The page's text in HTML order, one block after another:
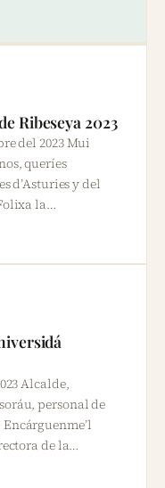
Ribeseya 2023
del 2023 Mui
queríes
d’Asturies y del
la…
Alcalde,
personal de
de la…